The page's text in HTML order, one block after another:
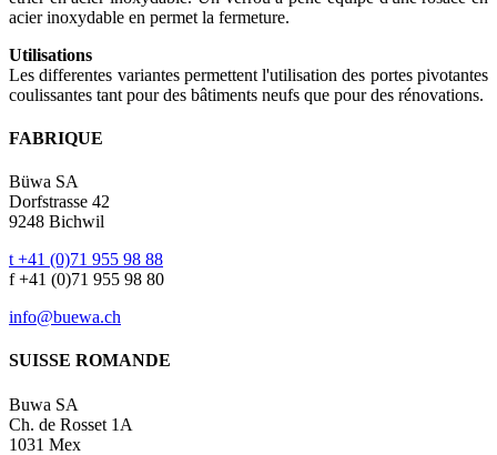
acier inoxydable en permet la fermeture.
Utilisations
Les differentes variantes permettent l'utilisation des portes pivotantes
coulissantes tant pour des bâtiments neufs que pour des rénovations.
FABRIQUE
Büwa SA
Dorfstrasse 42
9248 Bichwil
t +41 (0)71 955 98 88
f +41 (0)71 955 98 80
info@buewa.ch
SUISSE ROMANDE
Buwa SA
Ch. de Rosset 1A
1031 Mex